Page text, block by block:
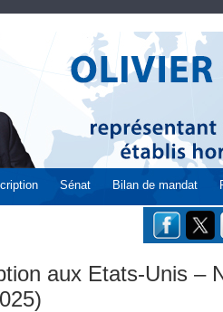
Sénat Bilan de mandat
aux Etats-Unis –